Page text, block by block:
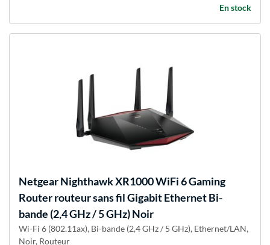
En stock
NetgearNighthawk XR1000 WiFi 6 Gaming
Router routeur sans fil Gigabit Ethernet Bi-
bande (2,4 GHz / 5 GHz) Noir
Wi-Fi 6 (802.11ax), Bi-bande (2,4 GHz / 5 GHz), Ethernet/LAN,
Noir, Routeur